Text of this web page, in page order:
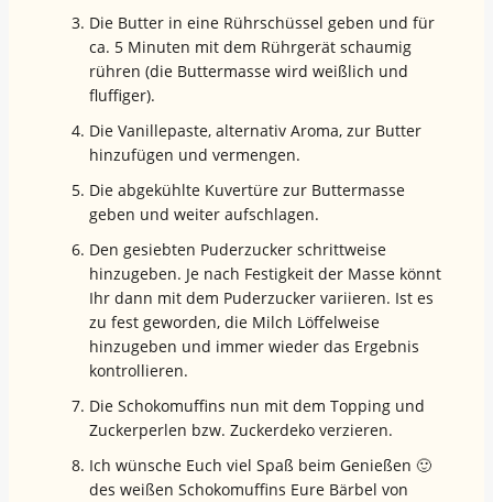
Die Butter in eine Rührschüssel geben und für
ca. 5 Minuten mit dem Rührgerät schaumig
rühren (die Buttermasse wird weißlich und
fluffiger).
Die Vanillepaste, alternativ Aroma, zur Butter
hinzufügen und vermengen.
Die abgekühlte Kuvertüre zur Buttermasse
geben und weiter aufschlagen.
Den gesiebten Puderzucker schrittweise
hinzugeben. Je nach Festigkeit der Masse könnt
Ihr dann mit dem Puderzucker variieren. Ist es
zu fest geworden, die Milch Löffelweise
hinzugeben und immer wieder das Ergebnis
kontrollieren.
Die Schokomuffins nun mit dem Topping und
Zuckerperlen bzw. Zuckerdeko verzieren.
Ich wünsche Euch viel Spaß beim Genießen 🙂
des weißen Schokomuffins Eure Bärbel von